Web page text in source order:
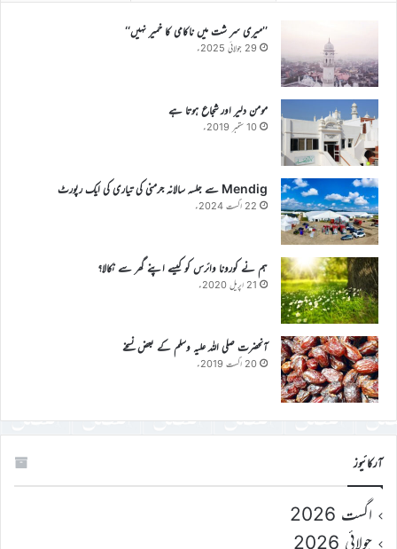
’’میری سر شت میں ناکامی کا خمیر نہیں‘‘
29 جولائی 2025ء
مومن دلیر اور شجاع ہوتا ہے
10 ستمبر 2019ء
Mendig سے جلسہ سالانہ جرمنی کی تیاری کی ایک رپورٹ
22 اگست 2024ء
ہم نے کورونا وائرس کو کیسے اپنے گھر سے نکالا؟
21 اپریل 2020ء
آنحضرت صلی اللہ علیہ وسلم کے بعض نسخے
20 اگست 2019ء
آرکائیوز
اگست 2026
جولائی 2026